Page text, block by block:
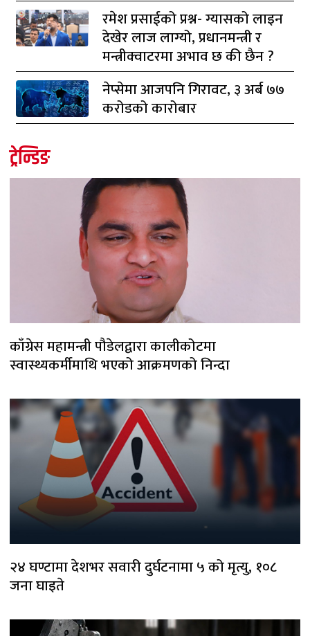
रमेश प्रसाईको प्रश्न- ग्यासको लाइन
देखेर लाज लाग्यो, प्रधानमन्त्री र
मन्त्रीक्वाटरमा अभाव छ की छैन ?
नेप्सेमा आजपनि गिरावट, ३ अर्ब ७७
करोडको कारोबार
ट्रेन्डिङ
काँग्रेस महामन्त्री पौडेलद्वारा कालीकोटमा
स्वास्थ्यकर्मीमाथि भएको आक्रमणको निन्दा
२४ घण्टामा देशभर सवारी दुर्घटनामा ५ को मृत्यु, १०८
जना घाइते